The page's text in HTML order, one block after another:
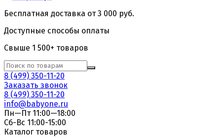
Бесплатная доставка от 3 000 руб.
Доступные способы оплаты
Свыше 1 500+ товаров
8 (499) 350-11-20
Заказать звонок
8 (499) 350-11-20
info@babyone.ru
Пн—Пт 11:00—18:00
Сб-Вс 11:00-15:00
Каталог товаров